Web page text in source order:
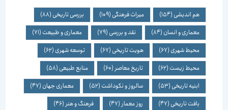
هم اندیشی(154) میراث فرهنگی(109) بررسی تاریخی(88)
معماری و انسان(84) نقد و بررسی(79) معماری و طبیعت(71)
محیط شهری(67) هویت تاریخی(67) توسعه شهری(62)
محیط زیست(62) تاریخ معاصر(60) منابع طبیعی(58)
ابنیه تاریخی(53) سالروز و نکوداشت(52) معماری جهان(47)
بافت تاریخی(47) روز معمار(47) فرهنگ و هنر(46)